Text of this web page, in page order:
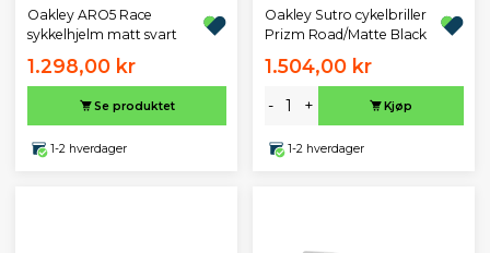
Oakley ARO5 Race
sykkelhjelm matt svart
1.298,00 kr
Se produktet
1-2 hverdager
Oakley Sutro cykelbriller
Prizm Road/Matte Black
1.504,00 kr
- + Kjøp
1-2 hverdager